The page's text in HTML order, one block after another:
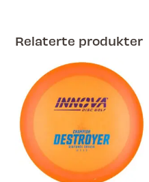
Relaterte produkter